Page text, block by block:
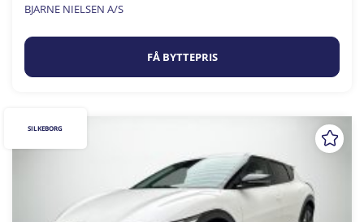
BJARNE NIELSEN A/S
FÅ BYTTEPRIS
SILKEBORG